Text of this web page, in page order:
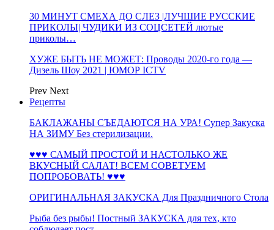
30 МИНУТ СМЕХА ДО СЛЕЗ |ЛУЧШИЕ РУССКИЕ
ПРИКОЛЫ| ЧУДИКИ ИЗ СОЦСЕТЕЙ лютые
приколы…
ХУЖЕ БЫТЬ НЕ МОЖЕТ: Проводы 2020-го года —
Дизель Шоу 2021 | ЮМОР ICTV
Prev Next
Рецепты
БАКЛАЖАНЫ СЪЕДАЮТСЯ НА УРА! Супер Закуска
НА ЗИМУ Без стерилизации.
♥♥♥ САМЫЙ ПРОСТОЙ И НАСТОЛЬКО ЖЕ
ВКУСНЫЙ САЛАТ! ВСЕМ СОВЕТУЕМ
ПОПРОБОВАТЬ! ♥♥♥
ОРИГИНАЛЬНАЯ ЗАКУСКА Для Праздничного Стола
Рыба без рыбы! Постный ЗАКУСКА для тех, кто